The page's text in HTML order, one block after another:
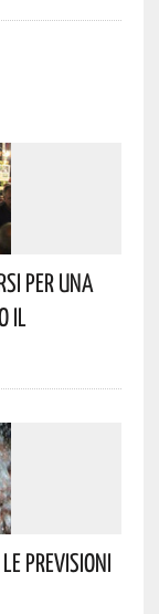
Per Una
Il
Previsioni